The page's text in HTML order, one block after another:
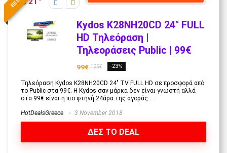
Kydos K28NH20CD 24″ FULL
HD Τηλεόραση |
Τηλεοράσεις Public | 99€
99€ 129€ -23%
Τηλεόραση Kydos K28NH20CD 24" TV FULL HD σε προσφορά από
το Public στα 99€. Η Kydos σαν μάρκα δεν είναι γνωστή αλλά
στα 99€ είναι η πιο φτηνή 24άρα της αγοράς. ...
HotDealsGreece 3 November 2018
ΔΕΣ ΤΟ DEAL